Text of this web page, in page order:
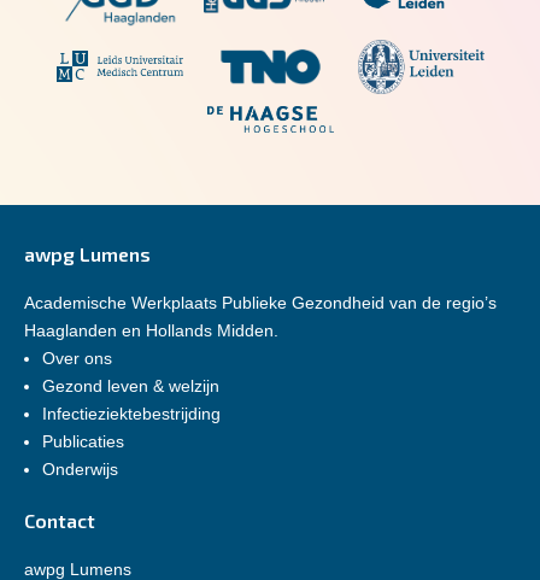
awpg Lumens
Academische Werkplaats Publieke Gezondheid van de regio’s
Haaglanden en Hollands Midden.
Over ons
Gezond leven & welzijn
Infectieziektebestrijding
Publicaties
Onderwijs
Contact
awpg Lumens